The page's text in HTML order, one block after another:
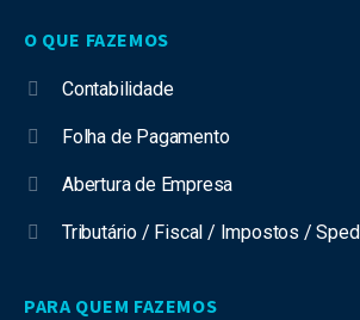
O QUE FAZEMOS
Contabilidade
Folha de Pagamento
Abertura de Empresa
Tributário / Fiscal / Impostos / Sped
PARA QUEM FAZEMOS